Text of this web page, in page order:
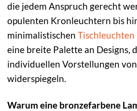
die jedem Anspruch gerecht
opulenten Kronleuchtern bis
minimalistischen Tischleuchten
eine breite Palette an Designs,
individuellen Vorstellungen
widerspiegeln.
Warum eine bronzefarbene